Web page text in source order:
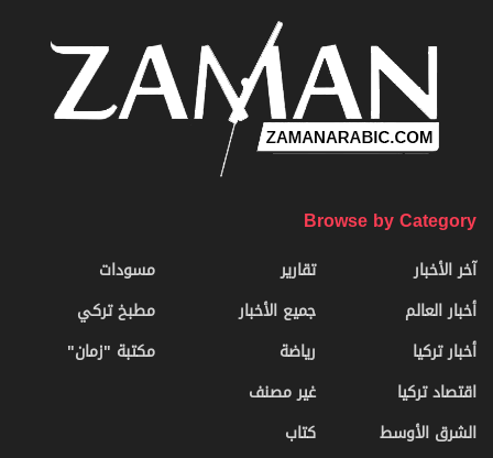
Browse by Category
آخر الأخبار
أخبار العالم
أخبار تركيا
اقتصاد تركيا
الشرق الأوسط
تقارير
جميع الأخبار
رياضة
غير مصنف
كتاب
مسودات
مطبخ تركي
مكتبة "زمان"